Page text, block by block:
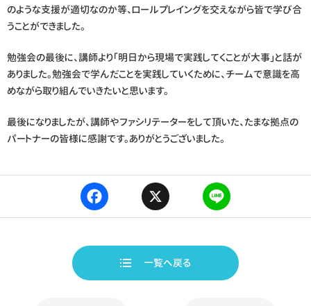
のような支援が適切なのか等、ロールプレイングを交えながら皆で学び合
うことができました。
勉強会の最後に、講師より「明日から現場で実践してくことが大事」と話が
ありました。勉強会で学んだことを実践していくために、チームで意識を高
めながら取り組んでいきたいと思います。
最後になりましたが、講師やファシリテーターをして頂いた、たまな拠点の
パートナーの皆様に感謝です。ありがとうございました。
F
e
o
X L
e
一覧へ戻る